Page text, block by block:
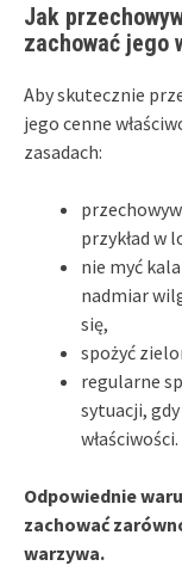
Jak
zachować jego
Aby skutecznie
jego cenne
zasadach:
przykład w
nie myć
nadmiar
się,
spożyć
regularne
sytuacji,
właściwości.
Odpowiednie
zachować
warzywa.